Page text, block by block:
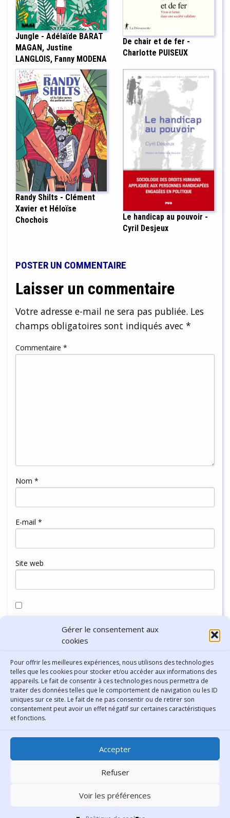
Gérer le consentement aux
cookies
Pour offrir les meilleures expériences, nous utilisons des technologies
telles que les cookies pour stocker et/ou accéder aux informations des
appareils. Le fait de consentir à ces technologies nous permettra de
traiter des données telles que le comportement de navigation ou les ID
uniques sur ce site. Le fait de ne pas consentir ou de retirer son
consentement peut avoir un effet négatif sur certaines caractéristiques
et fonctions.
Accepter
Refuser
Voir les préférences
Jungle - Adélaïde BARAT
MAGAN, Justine
LANGLOIS, Fanny MODENA
De chair et de fer -
Charlotte PUISEUX
Randy Shilts - Clément
Xavier et Héloïse
Chochois
Le handicap au pouvoir -
Cyril Desjeux
POSTER UN COMMENTAIRE
Laisser un commentaire
Votre adresse e-mail ne sera pas publiée. Les
champs obligatoires sont indiqués avec *
Commentaire *
Nom *
E-mail *
Site web
navigateur pour mon prochain commentaire.
Bibliothèque municipale de
Lyon
30 Boulevard Vivier-Merle